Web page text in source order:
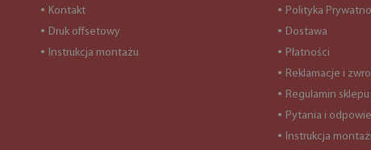
● Kontakt
● Druk offsetowy
● Instrukcja montażu
● Polityka
● Dostawa
● Płatności
● Reklamacje i
● Regulamin sklepu
● Pytania i
● Instrukcja